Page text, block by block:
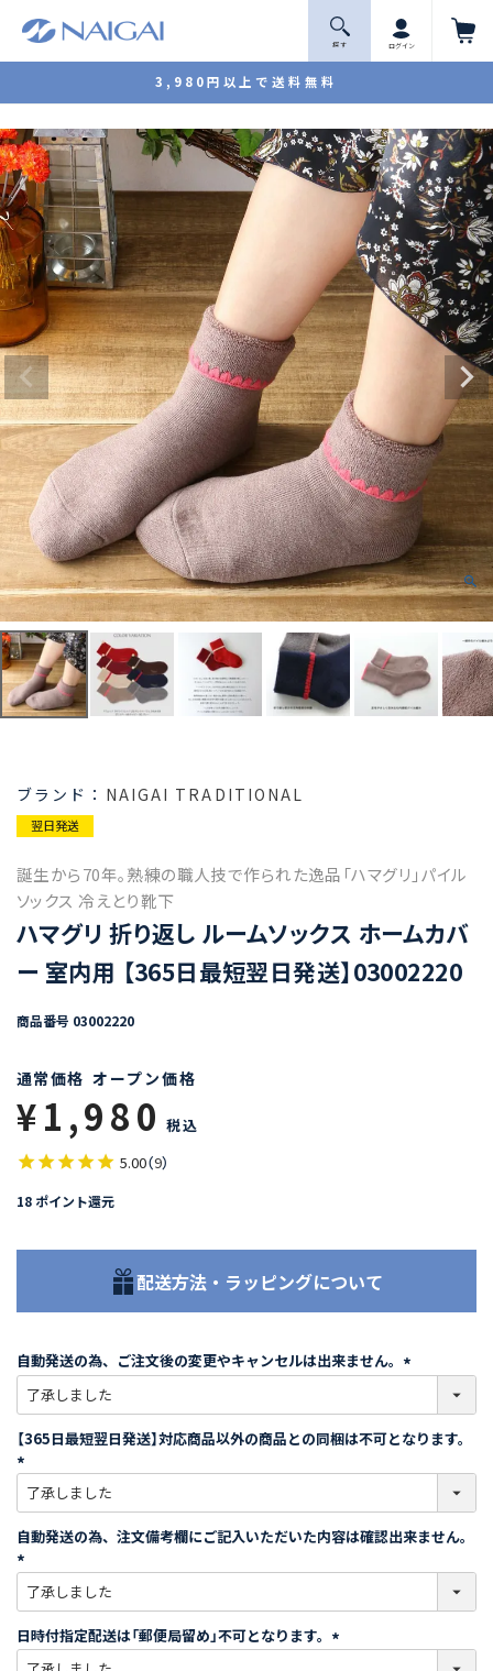
3,980円以上で送料無料
探 す ログイン
NAIGAI TRADITIONAL
翌日発送
誕生から70年。熟練の職人技で作られた逸品「ハマグリ」パイル
ソックス 冷えとり靴下
ハマグリ 折り返し ルームソックス ホームカバ
ー 室内用 【365日最短翌日発送】03002220
商品番号 03002220
通常価格 オープン価格
¥1,980 税込
5.00（9）
18 ポイント還元
配送方法・ラッピングについて
自動発送の為、ご注文後の変更やキャンセルは出来ません。
必
須
)
【365日最短翌日発送】対応商品以外の商品との同梱は不可となります。
必
須
)
自動発送の為、注文備考欄にご記入いただいた内容は確認出来ません。
必
須
)
日時付指定配送は「郵便局留め」不可となります。